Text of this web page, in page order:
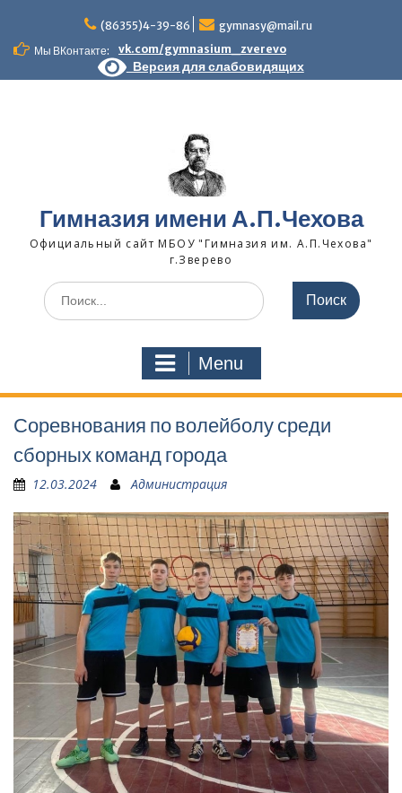
content
(86355)4-39-86
gymnasy@mail.ru
Мы ВКонтакте:
vk.com/gymnasium_zverevo
Версия для слабовидящих
Гимназия имени А.П.Чехова
Официальный сайт МБОУ "Гимназия им. А.П.Чехова"
г.Зверево
Search
for:
Menu
Соревнования по волейболу среди
сборных команд города
12.03.2024 Администрация